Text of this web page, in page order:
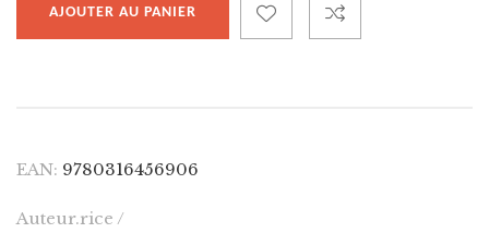
AJOUTER AU PANIER
EAN: 9780316456906
Auteur.rice /